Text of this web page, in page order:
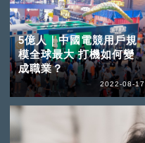
5億人｜中國電競用戶規
模全球最大 打機如何變
成職業？
2022-08-17